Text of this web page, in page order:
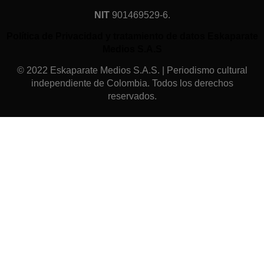
NIT 901469529-6.
© 2022 Eskaparate Medios S.A.S. | Periodismo cultural
independiente de Colombia. Todos los derechos
reservados.